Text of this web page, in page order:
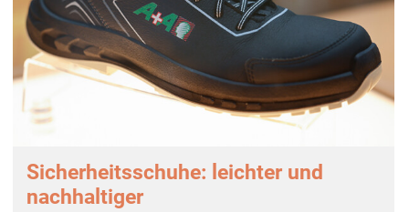
Sicherheitsschuhe: leichter und
nachhaltiger